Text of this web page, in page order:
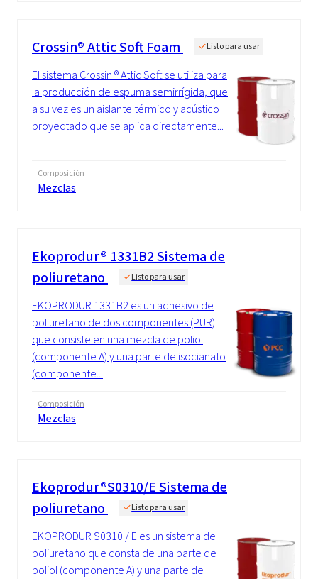
Crossin® Attic Soft Foam Listo para usar
El sistema Crossin ® Attic Soft se utiliza para
la producción de espuma semirrígida, que
a su vez es un aislante térmico y acústico
proyectado que se aplica directamente...
Composición
Mezclas
Ekoprodur® 1331B2 Sistema de
poliuretano
Listo para usar
EKOPRODUR 1331B2 es un adhesivo de
poliuretano de dos componentes (PUR)
que consiste en una mezcla de poliol
(componente A) y una parte de isocianato
(componente...
Composición
Mezclas
Ekoprodur®S0310/E Sistema de
poliuretano
Listo para usar
EKOPRODUR S0310 / E es un sistema de
poliuretano que consta de una parte de
poliol (componente A) y una parte de